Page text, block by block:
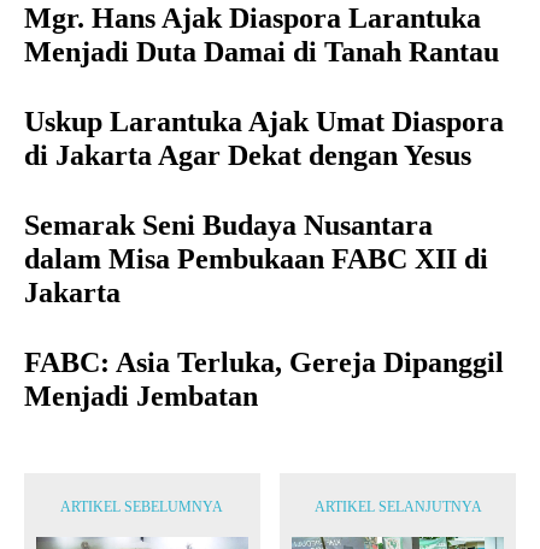
Mgr. Hans Ajak Diaspora Larantuka
Menjadi Duta Damai di Tanah Rantau
Uskup Larantuka Ajak Umat Diaspora
di Jakarta Agar Dekat dengan Yesus
Semarak Seni Budaya Nusantara
dalam Misa Pembukaan FABC XII di
Jakarta
FABC: Asia Terluka, Gereja Dipanggil
Menjadi Jembatan
ARTIKEL SEBELUMNYA ARTIKEL SELANJUTNYA